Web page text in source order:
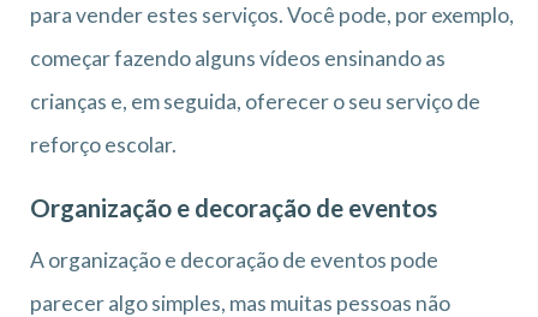
para vender estes serviços. Você pode, por exemplo,
começar fazendo alguns vídeos ensinando as
crianças e, em seguida, oferecer o seu serviço de
reforço escolar.
Organização e decoração de eventos
A organização e decoração de eventos pode
parecer algo simples, mas muitas pessoas não